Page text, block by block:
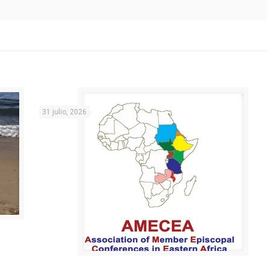
31 julio, 2026